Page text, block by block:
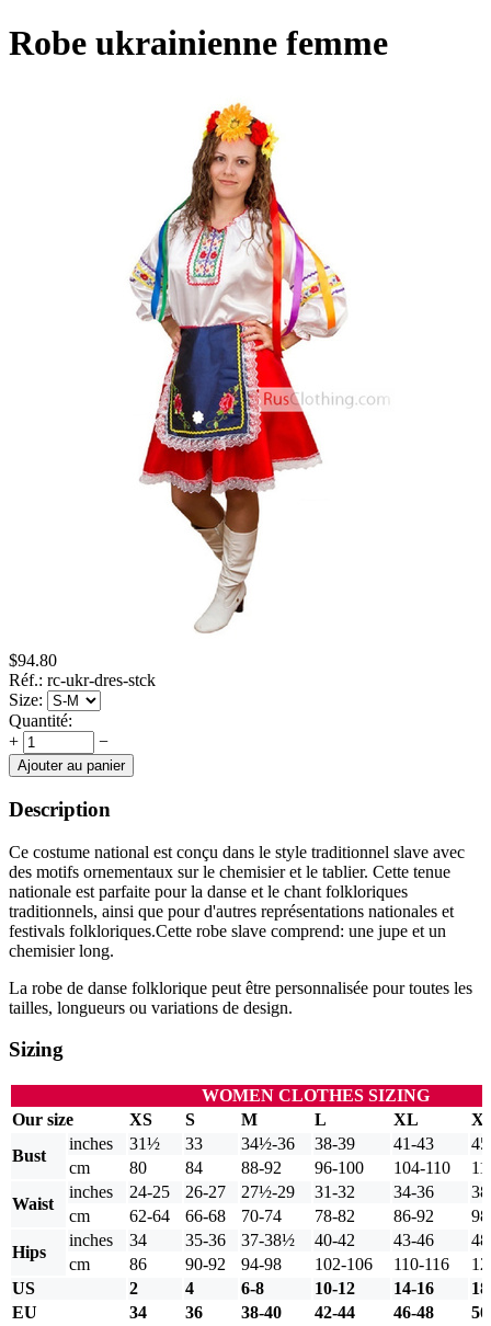
Robe ukrainienne femme
$94.80
Réf.: rc-ukr-dres-stck
Size:
Quantité:
+
−
Ajouter au panier
Description
Ce costume national est conçu dans le style traditionnel slave avec
des motifs ornementaux sur le chemisier et le tablier. Cette tenue
nationale est parfaite pour la danse et le chant folkloriques
traditionnels, ainsi que pour d'autres représentations nationales et
festivals folkloriques.Cette robe slave comprend: une jupe et un
chemisier long.
La robe de danse folklorique peut être personnalisée pour toutes les
tailles, longueurs ou variations de design.
Sizing
WOMEN CLOTHES SIZING
Our size
XS S M L XL
Bust
inches 31½ 33 34½-36 38-39 41-43
cm
80 84 88-92 96-100 104-110
Waist
inches 24-25 26-27 27½-29 31-32 34-36
cm
62-64 66-68 70-74 78-82 86-92
Hips
inches 34 35-36 37-38½ 40-42 43-46
cm
86 90-92 94-98 102-106 110-116
US
2 4 6-8 10-12 14-16
EU
34 36 38-40 42-44 46-48